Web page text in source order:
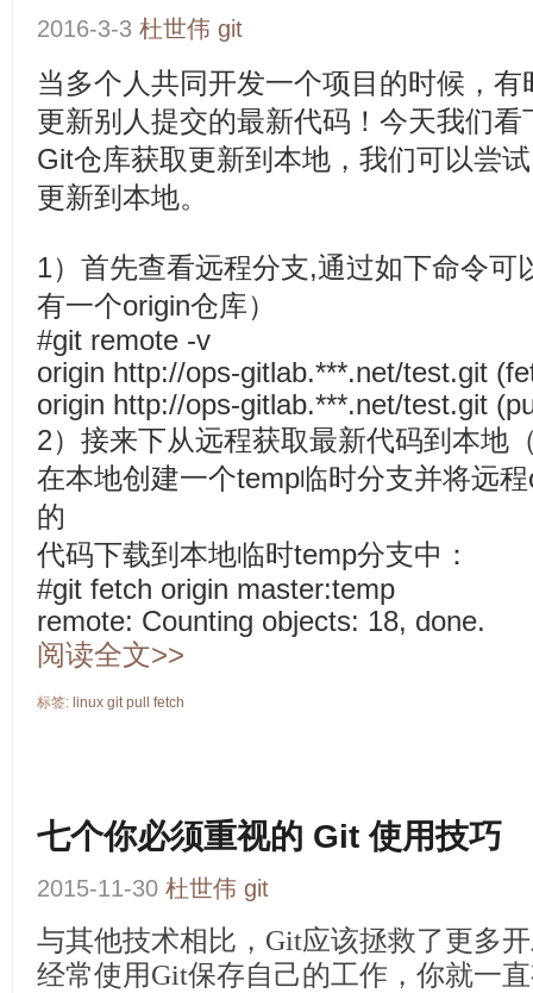
2016-3-3 杜世伟 git
当多个人共同开发一个项目的时候，
更新别人提交的最新代码！今天我们看
Git仓库获取更新到本地，我们可以尝
更新到本地。
1）首先查看远程分支,通过如下命令可
有一个origin仓库）
#git remote -v
origin http://ops-gitlab.***.net/test.git
origin http://ops-gitlab.***.net/test.git
2）接来下从远程获取最新代码到本地
在本地创建一个temp临时分支并将远
的
代码下载到本地临时temp分支中：
#git fetch origin master:temp
remote: Counting objects: 18, done.
阅读全文>>
标签: linux git pull fetch
七个你必须重视的 Git 使用技巧
2015-11-30 杜世伟 git
与其他技术相比，Git应该拯救了更多
经常使用Git保存自己的工作，你就一